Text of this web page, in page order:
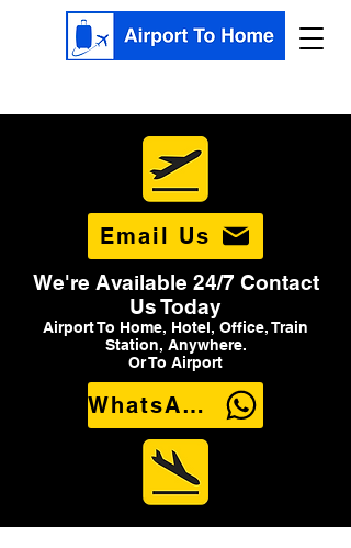
Email Us
We're Available 24/7 Contact
Us Today
Airport To Home, Hotel, Office, Train
Station, Anywhere.
Or To Airport
WhatsApp Us